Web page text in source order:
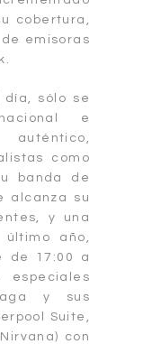
cobertura,
emisoras
sólo se
e
como
banda de
alcanza su
y una
año,
de 17:00 a
especiales
y sus
Suite,
con